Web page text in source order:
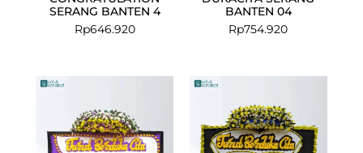
SERANG BANTEN 4
Rp646.920
BANTEN 04
Rp754.920